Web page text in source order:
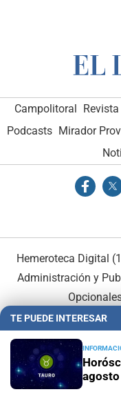
Campolitoral
Podcasts Mirador
Hemeroteca Digital
Administración y
TE PUEDE INTERESAR